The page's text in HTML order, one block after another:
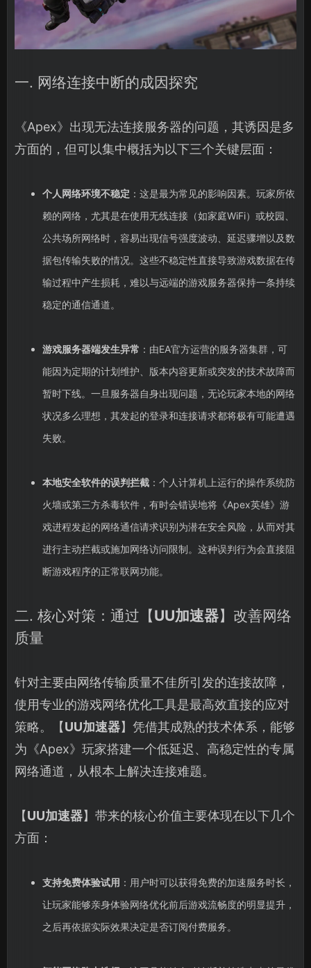
一. 网络连接中断的成因探究
《Apex》出现无法连接服务器的问题，其诱因是多
方面的，但可以集中概括为以下三个关键层面：
个人网络环境不稳定 ：这是最为常见的影响因素。玩家所依
赖的网络，尤其是在使用无线连接（如家庭WiFi）或校园、
公共场所网络时，容易出现信号强度波动、延迟骤增以及数
据包传输失败的情况。这些不稳定性直接导致游戏数据在传
输过程中产生损耗，难以与远端的游戏服务器保持一条持续
稳定的通信通道。
游戏服务器端发生异常 ：由EA官方运营的服务器集群，可
能因为定期的计划维护、版本内容更新或突发的技术故障而
暂时下线。一旦服务器自身出现问题，无论玩家本地的网络
状况多么理想，其发起的登录和连接请求都将极有可能遭遇
失败。
本地安全软件的误判拦截：个人计算机上运行的操作系统防
火墙或第三方杀毒软件，有时会错误地将《Apex英雄》游
戏进程发起的网络通信请求识别为潜在安全风险，从而对其
进行主动拦截或施加网络访问限制。这种误判行为会直接阻
断游戏程序的正常联网功能。
二. 核心对策：通过【UU加速器】改善网络
质量
针对主要由网络传输质量不佳所引发的连接故障，
使用专业的游戏网络优化工具是最高效直接的应对
策略。【UU加速器】凭借其成熟的技术体系，能够
为《Apex》玩家搭建一个低延迟、高稳定性的专属
网络通道，从根本上解决连接难题。
【UU加速器】带来的核心价值主要体现在以下几个
方面：
支持免费体验试用 ：用户时可以获得免费的加速服务时长，
让玩家能够亲身体验网络优化前后游戏流畅度的明显提升，
之后再依据实际效果决定是否订阅付费服务。